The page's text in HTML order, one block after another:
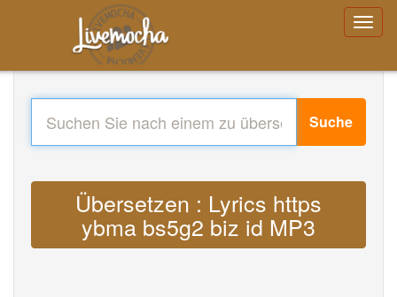
Suche
Übersetzen : Lyrics https
ybma bs5g2 biz id MP3